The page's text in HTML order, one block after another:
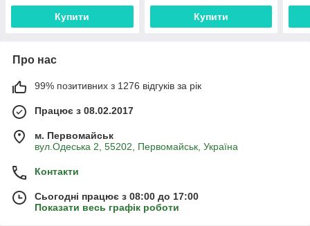
Купити Купити
Про нас
99% позитивних з 1276 відгуків за рік
Працює з 08.02.2017
м. Первомайськ
вул.Одеська 2, 55202, Первомайськ, Україна
Контакти
Сьогодні працює з 08:00 до 17:00
Показати весь графік роботи